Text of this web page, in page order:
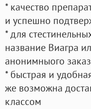
* качество
и успешно
* для
название Виагра
анонимныого
* быстрая и
же возможна
классом